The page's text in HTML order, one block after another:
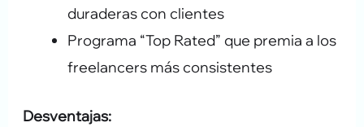
duraderas con clientes
Programa “Top Rated” que premia a los
freelancers más consistentes
Desventajas: